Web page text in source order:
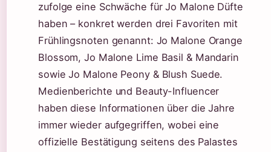
zufolge eine Schwäche für Jo Malone Düfte
haben – konkret werden drei Favoriten mit
Frühlingsnoten genannt: Jo Malone Orange
Blossom, Jo Malone Lime Basil & Mandarin
sowie Jo Malone Peony & Blush Suede.
Medienberichte und Beauty-Influencer
haben diese Informationen über die Jahre
immer wieder aufgegriffen, wobei eine
offizielle Bestätigung seitens des Palastes